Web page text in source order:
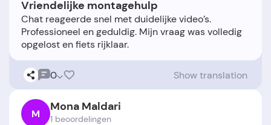
Vriendelijke montagehulp
Chat reageerde snel met duidelijke video’s.
Professioneel en geduldig. Mijn vraag was volledig
0 Show translation
M Mona Maldari
1 beoordelingen